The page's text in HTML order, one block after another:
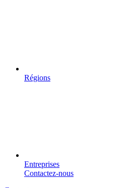
Régions
Entreprises
Contactez-nous